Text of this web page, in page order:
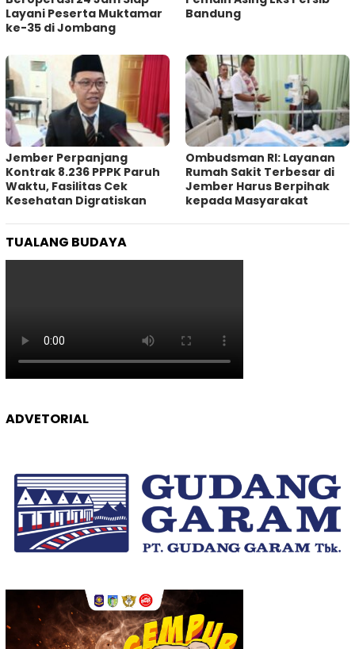
Layani Peserta Muktamar
ke-35 di Jombang
Bandung
Jember Perpanjang
Kontrak 8.236 PPPK Paruh
Waktu, Fasilitas Cek
Kesehatan Digratiskan
Ombudsman RI: Layanan
Rumah Sakit Terbesar di
Jember Harus Berpihak
kepada Masyarakat
TUALANG BUDAYA
ADVETORIAL